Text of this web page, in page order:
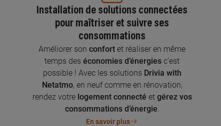
Installation de solutions connectées
pour maîtriser et suivre ses
consommations
Améliorer son confort et réaliser en même
temps des économies d’énergies c’est
possible ! Avec les solutions Drivia with
Netatmo, en neuf comme en rénovation,
rendez votre logement connecté et gérez vos
consommations d’énergie.
En savoir plus